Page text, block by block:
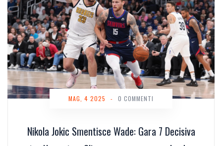
Nikola Jokic Smentisce Wade: Gara 7 Decisiva
MAG, 4 2025 - 0 COMMENTI